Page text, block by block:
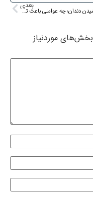
بعدی
هزینه کشیدن دندان؛ چه عواملی باعث تغییر در قیمت‌ها می‌شوند؟
بخش‌های موردنیاز